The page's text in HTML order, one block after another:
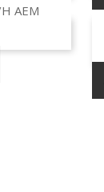
AEM